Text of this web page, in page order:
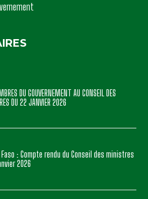
DU GOUVERNEMENT AU CONSEIL DES
DU 22 JANVIER 2026
Faso : Compte rendu du Conseil des ministres
2026